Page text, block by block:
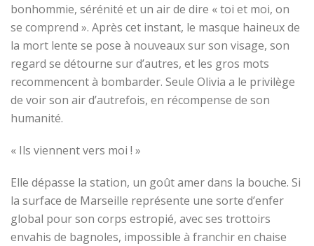
bonhommie, sérénité et un air de dire « toi et moi, on
se comprend ». Après cet instant, le masque haineux de
la mort lente se pose à nouveaux sur son visage, son
regard se détourne sur d’autres, et les gros mots
recommencent à bombarder. Seule Olivia a le privilège
de voir son air d’autrefois, en récompense de son
humanité.
« Ils viennent vers moi ! »
Elle dépasse la station, un goût amer dans la bouche. Si
la surface de Marseille représente une sorte d’enfer
global pour son corps estropié, avec ses trottoirs
envahis de bagnoles, impossible à franchir en chaise